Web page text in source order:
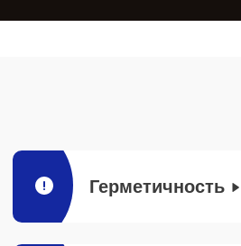
Герметичность